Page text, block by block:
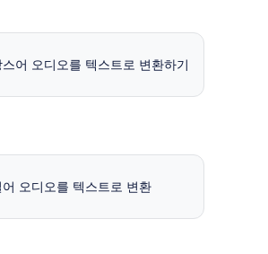
스어 오디오를 텍스트로 변환하기
어 오디오를 텍스트로 변환